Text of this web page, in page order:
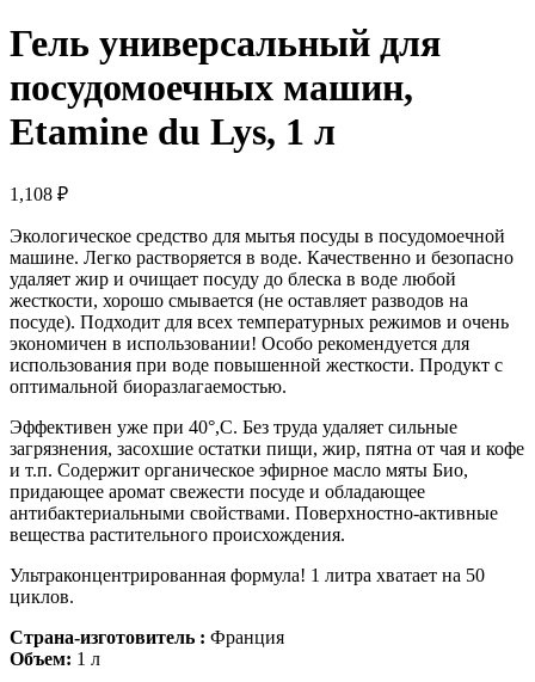
Гель универсальный для
посудомоечных машин,
Etamine du Lys, 1 л
1,108 ₽
Экологическое средство для мытья посуды в посудомоечной
машине. Легко растворяется в воде. Качественно и безопасно
удаляет жир и очищает посуду до блеска в воде любой
жесткости, хорошо смывается (не оставляет разводов на
посуде). Подходит для всех температурных режимов и очень
экономичен в использовании! Особо рекомендуется для
использования при воде повышенной жесткости. Продукт с
оптимальной биоразлагаемостью.
Эффективен уже при 40°,C. Без труда удаляет сильные
загрязнения, засохшие остатки пищи, жир, пятна от чая и кофе
и т.п. Содержит органическое эфирное масло мяты Био,
придающее аромат свежести посуде и обладающее
антибактериальными свойствами. Поверхностно-активные
вещества растительного происхождения.
Ультраконцентрированная формула! 1 литра хватает на 50
циклов.
Страна-изготовитель : Франция
Объем: 1 л